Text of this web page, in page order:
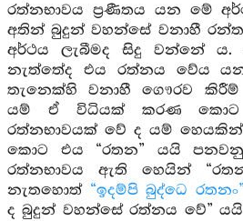
රත්නභාවය ප්‍රණීතය යන මේ
අතින් බුදුන් වහන්සේ වනාහී
අර්ථය ලැබීමද සිදු වන්නේ
නැත්තේද එය රත්නය වේය
තැනෙක්හි වනාහී ගෞරව කිරීම්
යම් ඒ විධියක් කරණ
රත්නභාවයක් වේ ද යම්
කොට එය “රතන” යයි
රත්නභාවය ඇති හෙයින්
නැතහොත් “ඉදම්පි බුද්ධෙ රතනං”
ද බුදුන් වහන්සේ රත්නය වේ”